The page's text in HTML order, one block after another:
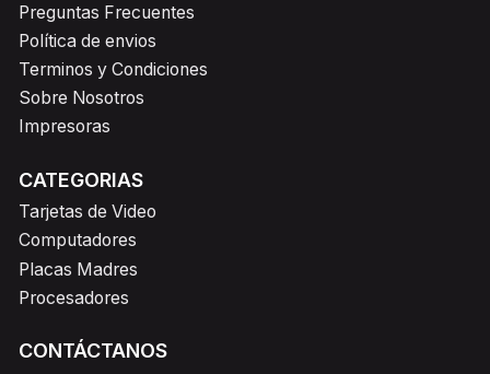
Preguntas Frecuentes
Política de envios
Terminos y Condiciones
Sobre Nosotros
Impresoras
CATEGORIAS
Tarjetas de Video
Computadores
Placas Madres
Procesadores
CONTÁCTANOS